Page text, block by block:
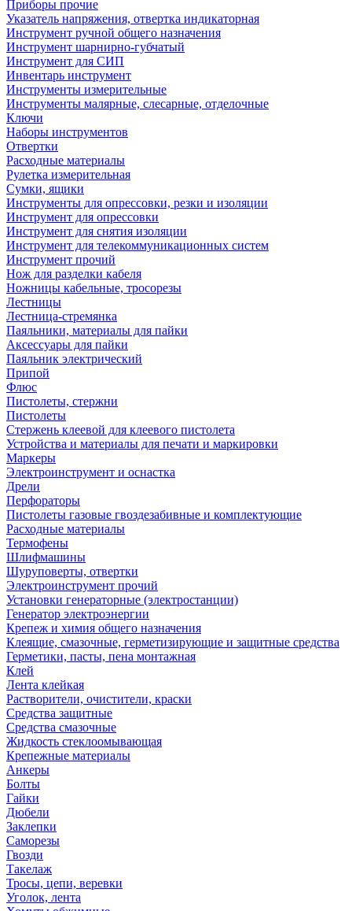
Приборы прочие
Указатель напряжения, отвертка индикаторная
Инструмент ручной общего назначения
Инструмент шарнирно-губчатый
Инструмент для СИП
Инвентарь инструмент
Инструменты измерительные
Инструменты малярные, слесарные, отделочные
Ключи
Наборы инструментов
Отвертки
Расходные материалы
Рулетка измерительная
Сумки, ящики
Инструменты для опрессовки, резки и изоляции
Инструмент для опрессовки
Инструмент для снятия изоляции
Инструмент для телекоммуникационных систем
Инструмент прочий
Нож для разделки кабеля
Ножницы кабельные, тросорезы
Лестницы
Лестница-стремянка
Паяльники, материалы для пайки
Аксессуары для пайки
Паяльник электрический
Припой
Флюс
Пистолеты, стержни
Пистолеты
Стержень клеевой для клеевого пистолета
Устройства и материалы для печати и маркировки
Маркеры
Электроинструмент и оснастка
Дрели
Перфораторы
Пистолеты газовые гвоздезабивные и комплектующие
Расходные материалы
Термофены
Шлифмашины
Шуруповерты, отвертки
Электроинструмент прочий
Установки генераторные (электростанции)
Генератор электроэнергии
Крепеж и химия общего назначения
Клеящие, смазочные, герметизирующие и защитные средства
Герметики, пасты, пена монтажная
Клей
Лента клейкая
Растворители, очистители, краски
Средства защитные
Средства смазочные
Жидкость стеклоомывающая
Крепежные материалы
Анкеры
Болты
Гайки
Дюбели
Заклепки
Саморезы
Гвозди
Такелаж
Тросы, цепи, веревки
Уголок, лента